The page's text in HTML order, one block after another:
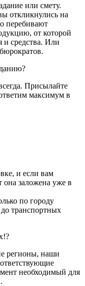
или смету.
откликнулись на
перебивают
от которой
и средства. Или
Присылайте
максимум в
и если вам
она заложена уже в
по городу
транспортных
регионы, наши
необходимый для